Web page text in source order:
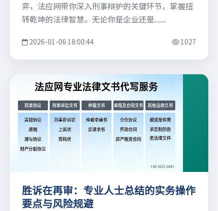
弈，法应网带你深入刑事辩护的关键环节，掌握扭
转乾坤的法律智慧。无论你是企业还是......
2026-01-06 18:00:44 1027
胜诉在再审：专业人士总结的实务操作
要点与风险规避